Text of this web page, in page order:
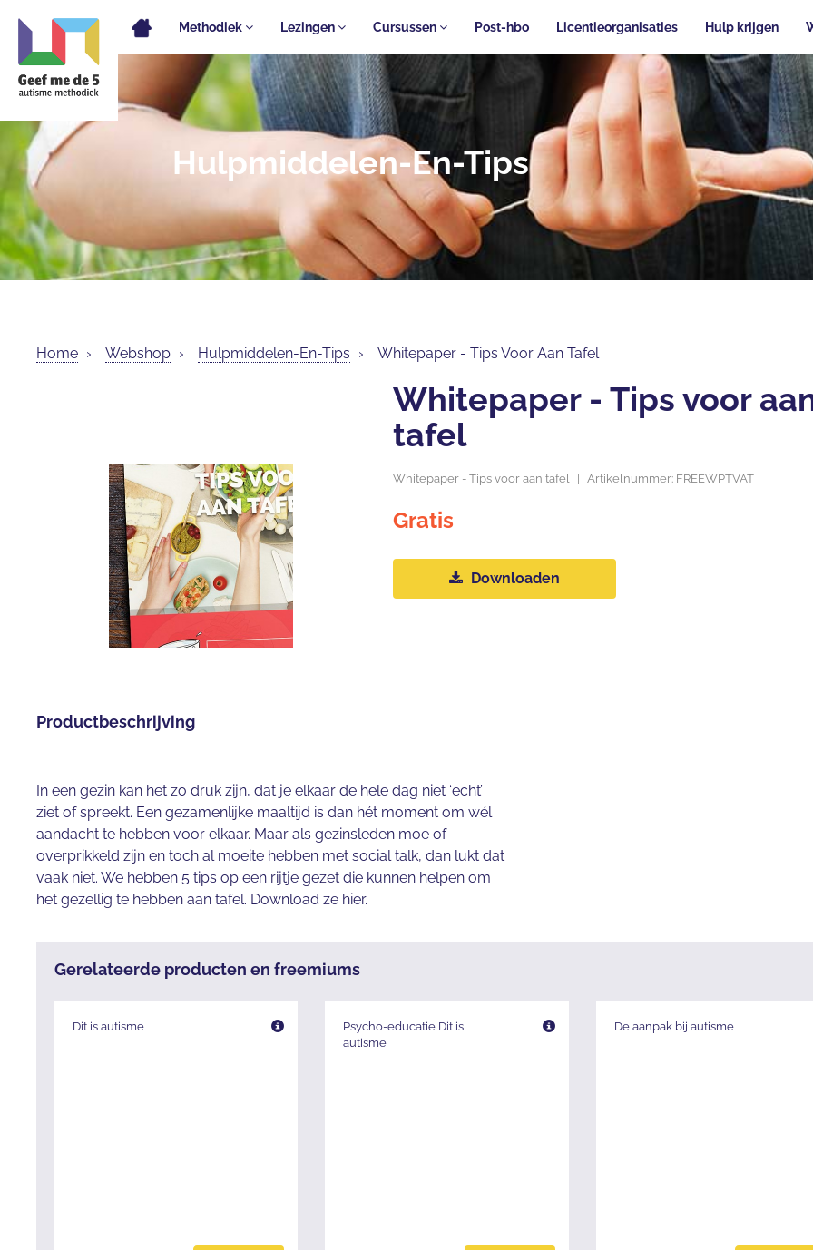
Methodiek Lezingen Cursussen Post-hbo Licentieorganisaties Hulp krijgen
Hulpmiddelen-En-Tips
Home › Webshop › Hulpmiddelen-En-Tips › Whitepaper - Tips Voor Aan Tafel
Whitepaper - Tips voor aan
tafel
Whitepaper - Tips voor aan tafel Artikelnummer: FREEWPTVAT
Gratis
Downloaden
Productbeschrijving
In een gezin kan het zo druk zijn, dat je elkaar de hele dag niet ‘echt’
ziet of spreekt. Een gezamenlijke maaltijd is dan hét moment om wél
aandacht te hebben voor elkaar. Maar als gezinsleden moe of
overprikkeld zijn en toch al moeite hebben met social talk, dan lukt dat
vaak niet. We hebben 5 tips op een rijtje gezet die kunnen helpen om
het gezellig te hebben aan tafel. Download ze hier.
Gerelateerde producten en freemiums
Dit is autisme
Psycho-educatie Dit is
autisme
De aanpak bij autisme